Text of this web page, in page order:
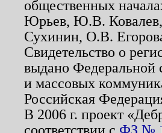
общественных
Юрьев, Ю.В.
Сухинин, О.В.
Свидетельство о
выдано Федеральной
и массовых
Российская
В 2006 г. проект
соответствии с ФЗ №